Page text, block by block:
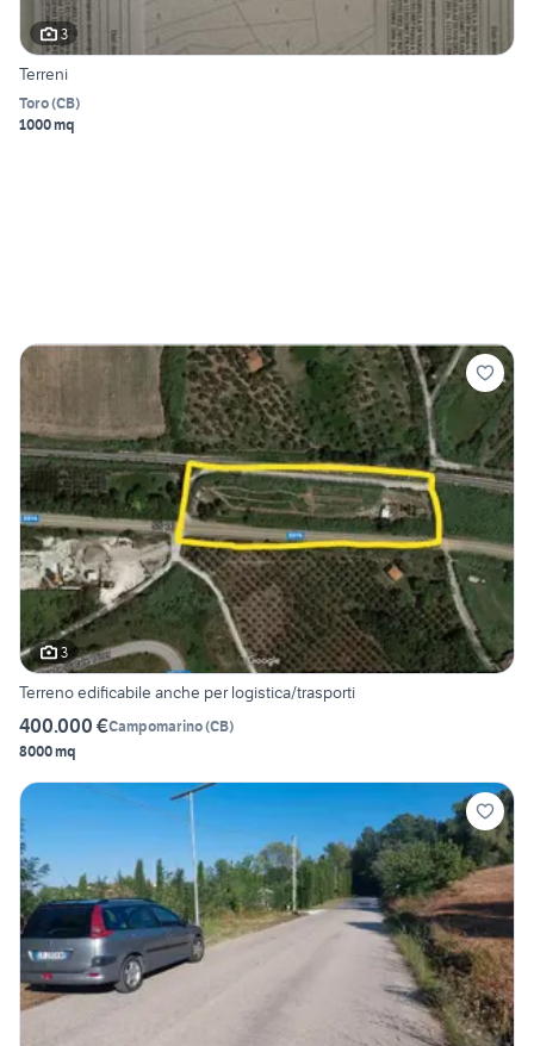
3
Terreni
Toro(CB)
1000 mq
3
Terreno edificabile anche per logistica/trasporti
400.000 €Campomarino(CB)
8000 mq